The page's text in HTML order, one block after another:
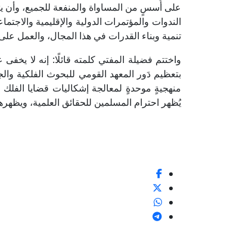
على أُسسٍ من المساواة والمنفعة للجميع، وأن
الندوات والمؤتمرات الدولية والإقليمية
تنمية وبناء القدرات في هذا المجال، والعمل
واختتم فضيلة المفتي كلمته قائلًا: إنه لا
بتعظيم دَور المعهد القومي للبحوث الفلكية
منهجيةٍ موحدةٍ لمعالجة إشكاليات قضايا
يُظهر احترام المسلمين للحقائق العلمية،